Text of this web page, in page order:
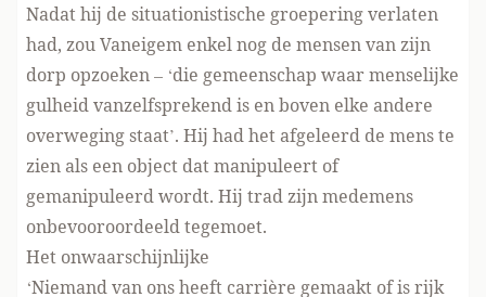
Nadat hij de situationistische groepering verlaten
had, zou Vaneigem enkel nog de mensen van zijn
dorp opzoeken – ‘die gemeenschap waar menselijke
gulheid vanzelfsprekend is en boven elke andere
overweging staat’. Hij had het afgeleerd de mens te
zien als een object dat manipuleert of
gemanipuleerd wordt. Hij trad zijn medemens
onbevooroordeeld tegemoet.
Het onwaarschijnlijke
‘Niemand van ons heeft carrière gemaakt of is rijk